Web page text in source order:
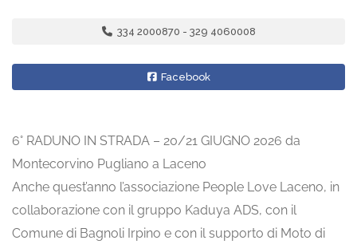
334 2000870 - 329 4060008
Facebook
6° RADUNO IN STRADA – 20/21 GIUGNO 2026 da
Montecorvino Pugliano a Laceno
Anche quest’anno l’associazione People Love Laceno, in
collaborazione con il gruppo Kaduya ADS, con il
Comune di Bagnoli Irpino e con il supporto di Moto di